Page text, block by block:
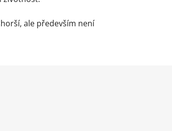
ale především není